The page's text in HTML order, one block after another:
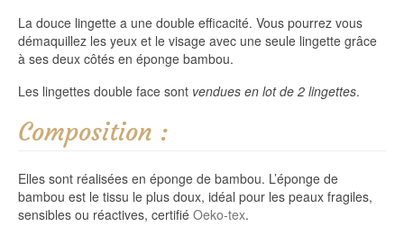
La douce lingette a une double efficacité. Vous pourrez vous
démaquillez les yeux et le visage avec une seule lingette grâce
à ses deux côtés en éponge bambou.
Les lingettes double face sont vendues en lot de 2 lingettes.
Composition :
Elles sont réalisées en éponge de bambou. L’éponge de
bambou est le tissu le plus doux, idéal pour les peaux fragiles,
sensibles ou réactives, certifié Oeko-tex.